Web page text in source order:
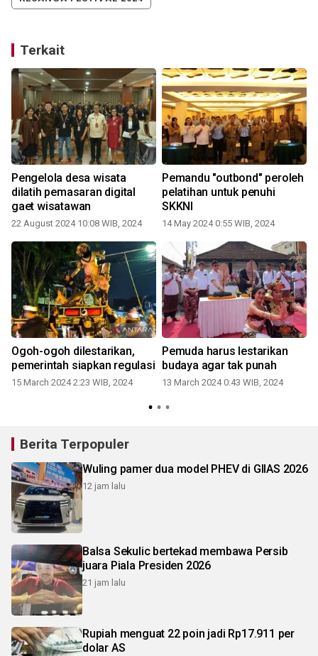
Terkait
Pengelola desa wisata
dilatih pemasaran digital
gaet wisatawan
22 August 2024 10:08 WIB, 2024
Pemandu "outbond" peroleh
pelatihan untuk penuhi
SKKNI
14 May 2024 0:55 WIB, 2024
Ogoh-ogoh dilestarikan,
pemerintah siapkan regulasi
15 March 2024 2:23 WIB, 2024
Pemuda harus lestarikan
budaya agar tak punah
13 March 2024 0:43 WIB, 2024
Berita Terpopuler
Wuling pamer dua model PHEV di GIIAS 2026
12 jam lalu
Balsa Sekulic bertekad membawa Persib
juara Piala Presiden 2026
21 jam lalu
Rupiah menguat 22 poin jadi Rp17.911 per
dolar AS